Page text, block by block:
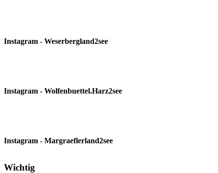
Instagram - Weserbergland2see
Instagram - Wolfenbuettel.Harz2see
Instagram - Margraeflerland2see
Wichtig